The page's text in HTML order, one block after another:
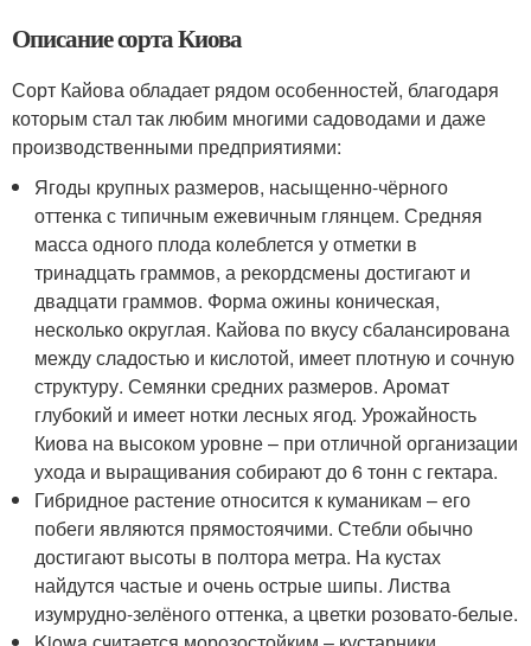
Описание сорта Киова
Сорт Кайова обладает рядом особенностей, благодаря
которым стал так любим многими садоводами и даже
производственными предприятиями:
Ягоды крупных размеров, насыщенно-чёрного
оттенка с типичным ежевичным глянцем. Средняя
масса одного плода колеблется у отметки в
тринадцать граммов, а рекордсмены достигают и
двадцати граммов. Форма ожины коническая,
несколько округлая. Кайова по вкусу сбалансирована
между сладостью и кислотой, имеет плотную и сочную
структуру. Семянки средних размеров. Аромат
глубокий и имеет нотки лесных ягод. Урожайность
Киова на высоком уровне – при отличной организации
ухода и выращивания собирают до 6 тонн с гектара.
Гибридное растение относится к куманикам – его
побеги являются прямостоячими. Стебли обычно
достигают высоты в полтора метра. На кустах
найдутся частые и очень острые шипы. Листва
изумрудно-зелёного оттенка, а цветки розовато-белые.